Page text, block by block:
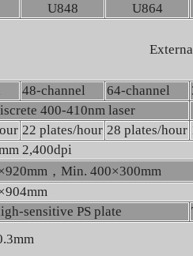
U848 U864
48-channel 64-channel
400-410nm laser
22 plates/hour 28 plates/hour
2,400dpi
，Min. 400×300mm
sensitive PS plate